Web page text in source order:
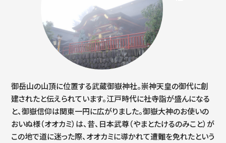
御岳山の山頂に位置する武蔵御嶽神社。崇神天皇の御代に創
建されたと伝えられています。江戸時代に社寺詣が盛んになる
と、御嶽信仰は関東一円に広がりました。御嶽大神のお使いの
おいぬ様（オオカミ）は、昔、日本武尊（やまとたけるのみこと）が
この地で道に迷った際、オオカミに導かれて遭難を免れたという